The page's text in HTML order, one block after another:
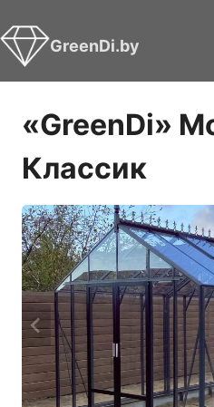
к
содержимому
GreenDi.by
«GreenDi»
Классик